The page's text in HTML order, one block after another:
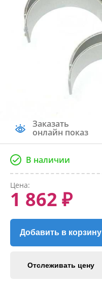
Заказать
онлайн показ
В наличии
Цена:
1 862 ₽
Добавить в корзину
Отслеживать цену